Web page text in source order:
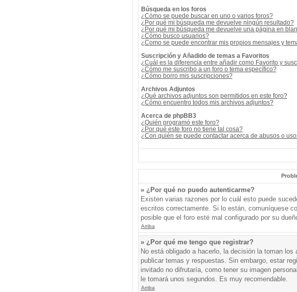
Búsqueda en los foros
¿Cómo se puede buscar en uno o varios foros?
¿Por qué mi búsqueda me devuelve ningún resultado?
¿Por qué mi búsqueda me devuelve una página en
¿Cómo busco usuarios?
¿Como se puede encontrar mis propios mensajes y
Suscripción y Añadido de temas a Favoritos
¿Cuál es la diferencia entre añadir como Favorito y
¿Cómo me suscribo a un foro o tema específico?
¿Cómo borro mis suscripciones?
Archivos Adjuntos
¿Qué archivos adjuntos son permitidos en este foro?
¿Cómo encuentro todos mis archivos adjuntos?
Acerca de phpBB3
¿Quién programó este foro?
¿Por qué este foro no tiene tal cosa?
¿Con quién se puede contactar acerca de abusos o
» ¿Por qué no puedo autenticarme?
Existen varias razones por lo cuál esto puede
escritos correctamente. Si lo están, comuníquese
posible que el foro esté mal configurado por su
Arriba
» ¿Por qué me tengo que registrar?
No está obligado a hacerlo, la decisión la toman
publicar temas y respuestas. Sin embargo, estar
invitado no difrutaría, como tener su imagen
le tomará unos segundos. Es muy recomendable.
Arriba